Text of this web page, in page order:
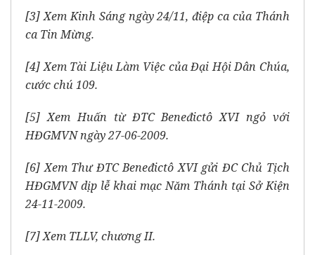
[3] Xem Kinh Sáng ngày 24/11, điệp ca của Thánh
ca Tin Mừng.
[4] Xem Tài Liệu Làm Việc của Đại Hội Dân Chúa,
cước chú 109.
[5] Xem Huấn từ ĐTC Beneđictô XVI ngỏ với
HĐGMVN ngày 27-06-2009.
[6] Xem Thư ĐTC Beneđictô XVI gửi ĐC Chủ Tịch
HĐGMVN dịp lễ khai mạc Năm Thánh tại Sở Kiện
24-11-2009.
[7] Xem TLLV, chương II.